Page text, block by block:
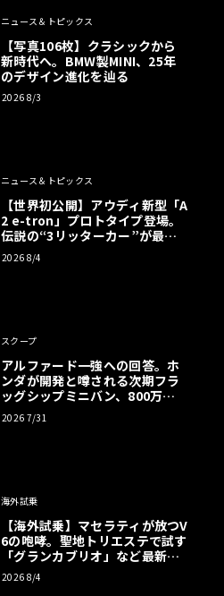
ニュース＆トピックス
【写真106枚】クラシックから
新時代へ。BMW製MINI、25年
のデザイン進化を辿る
2026 8/3
ニュース＆トピックス
【世界初公開】アウディ新型「A
2 e-tron」プロトタイプ登場。
伝説の“3リッターカー”が最高
効率エントリーBEVとして復活
【画像38枚】
2026 8/4
スクープ
アルファード一強への回答。ホ
ンダが開発と噂される次期フラ
ッグシップミニバン、800万円
超の勝算【予想CG】
2026 7/31
海外試乗
【海外試乗】マセラティが放つV
6の咆哮。聖地トリエステで試す
「グランカブリオ」など最新ト
ロフェオ3台の官能評価《LE VO
LANT LAB》
2026 8/4